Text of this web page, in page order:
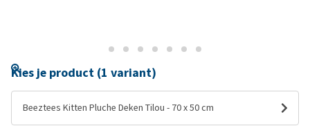
Kies je product (1 variant)
Beeztees Kitten Pluche Deken Tilou - 70 x 50 cm